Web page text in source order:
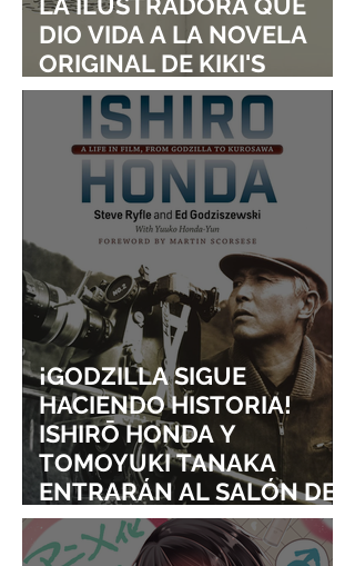
DIO VIDA A LA NOVELA
ORIGINAL DE KIKI'S
DELIVERY SERVICE
¡GODZILLA SIGUE
HACIENDO HISTORIA!
ISHIRŌ HONDA Y
TOMOYUKI TANAKA
ENTRARÁN AL SALÓN DE
LA FAMA DE LOS EFECTOS
VISUALES